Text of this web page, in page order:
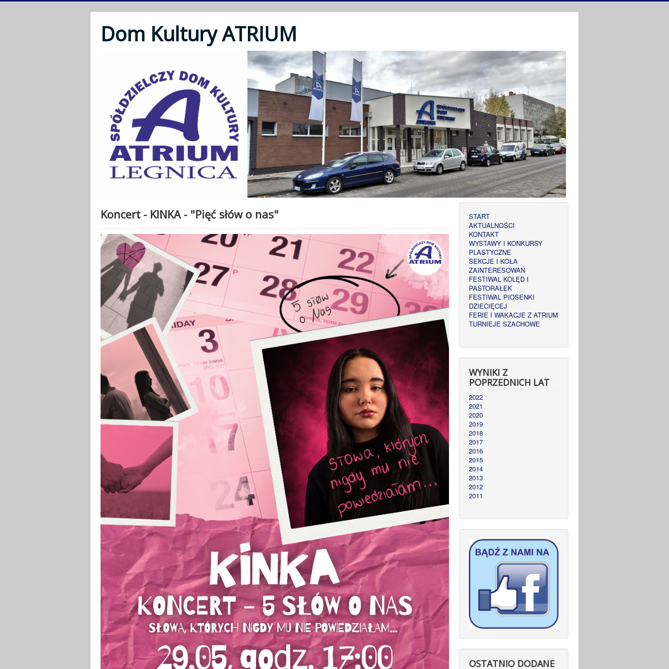
Dom Kultury ATRIUM
Koncert - KINKA - "Pięć słów o nas"
START
AKTUALNOŚCI
KONTAKT
WYSTAWY I KONKURSY
PLASTYCZNE
SEKCJE I KOŁA
ZAINTERESOWAŃ
FESTIWAL KOLĘD I
PASTORAŁEK
FESTIWAL PIOSENKI
DZIECIĘCEJ
FERIE I WAKACJE Z ATRIUM
TURNIEJE SZACHOWE
WYNIKI Z
POPRZEDNICH LAT
2022
2021
2020
2019
2018
2017
2016
2015
2014
2013
2012
2011
OSTATNIO DODANE